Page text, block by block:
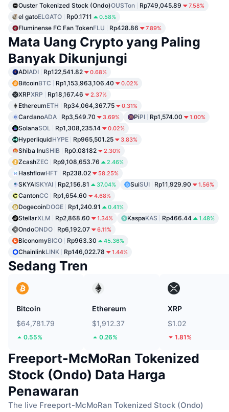
Ouster Tokenized Stock (Ondo)OUSTon Rp749,045.89 7.58%
el gatoELGATO Rp0.1711 0.58%
Fluminense FC Fan TokenFLU Rp428.86 7.89%
Mata Uang Crypto yang Paling
Banyak Dikunjungi
ADIADI Rp122,541.82 0.68%
BitcoinBTC Rp1,153,963,106.40 0.02%
XRPXRP Rp18,167.46 2.37%
EthereumETH Rp34,064,367.75 0.31%
CardanoADA Rp3,549.70 3.69% PiPI Rp1,574.00 1.00%
SolanaSOL Rp1,308,235.14 0.02%
HyperliquidHYPE Rp965,501.25 3.83%
Shiba InuSHIB Rp0.08182 2.30%
ZcashZEC Rp9,108,653.76 2.46%
HashflowHFT Rp238.02 58.25%
SKYAISKYAI Rp2,156.81 37.04% SuiSUI Rp11,929.90 1.56%
CantonCC Rp1,654.60 4.68%
DogecoinDOGE Rp1,240.91 0.41%
StellarXLM Rp2,868.60 1.34% KaspaKAS Rp466.44 1.48%
OndoONDO Rp6,192.07 6.11%
BiconomyBICO Rp963.30 45.36%
ChainlinkLINK Rp146,022.78 1.44%
Sedang Tren
Bitcoin
$64,781.79
0.55%
Ethereum
$1,912.37
0.26%
XRP
$1.02
1.81%
Freeport-McMoRan Tokenized
Stock (Ondo) Data Harga
Penawaran
The live Freeport-McMoRan Tokenized Stock (Ondo)